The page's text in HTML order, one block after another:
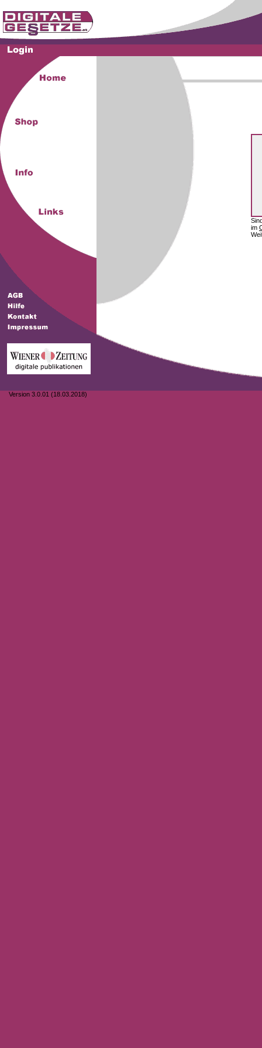
Version 3.0.01 (18.03.2018)
im